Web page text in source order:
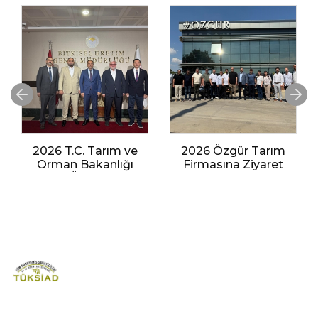
2026 T.C. Tarım ve
Orman Bakanlığı
2026 Özgür Tarım
Firmasına Ziyaret